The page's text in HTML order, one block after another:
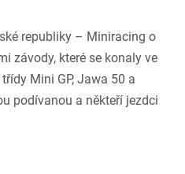
republiky – Miniracing o
závody, které se konaly ve
Mini GP, Jawa 50 a
podívanou a někteří jezdci